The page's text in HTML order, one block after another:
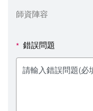
秘書處文書組
教學媒體處
電算中心
線上報修最新消息
常見問答
意見信箱
各單位意見信箱
影音資訊
師資陣容
* 錯誤問題